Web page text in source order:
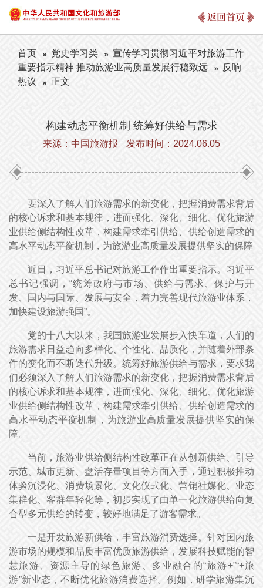
返回首页
首页 党史学习类
宣传学习贯彻习近平对旅游工作
重要指示精神 推动旅游业高质量发展行稳致远
反响
热议
正文
构建动态平衡机制 统筹好供给与需求
来源：中国旅游报 发布时间：2024.06.05
要深入了解人们旅游需求的新变化，把握消费需求背后
的核心诉求和基本规律，进而强化、深化、细化、优化旅游
业供给侧结构性改革，构建需求牵引供给、供给创造需求的
高水平动态平衡机制，为旅游业高质量发展提供坚实的保障
近日，习近平总书记对旅游工作作出重要指示。习近平
总书记强调，“统筹政府与市场、供给与需求、保护与开
发、国内与国际、发展与安全，着力完善现代旅游业体系，
加快建设旅游强国”。
党的十八大以来，我国旅游业发展步入快车道，人们的
旅游需求日益趋向多样化、个性化、品质化，并随着外部条
件的变化而不断迭代升级。统筹好旅游供给与需求，要求我
们必须深入了解人们旅游需求的新变化，把握消费需求背后
的核心诉求和基本规律，进而强化、深化、细化、优化旅游
业供给侧结构性改革，构建需求牵引供给、供给创造需求的
高水平动态平衡机制，为旅游业高质量发展提供坚实的保
障。
当前，旅游业供给侧结构性改革正在从创新供给、引导
示范、城市更新、盘活存量项目等方面入手，通过积极推动
体验沉浸化、消费场景化、文化仪式化、营销社媒化、业态
集群化、客群年轻化等，初步实现了由单一化旅游供给向复
合型多元供给的转变，较好地满足了游客需求。
一是开发旅游新供给，丰富旅游消费选择。针对国内旅
游市场的规模和品质丰富优质旅游供给，发展科技赋能的智
慧旅游、资源主导的绿色旅游、多业融合的“旅游+”“+旅
游”新业态，不断优化旅游消费选择。例如，研学旅游集沉